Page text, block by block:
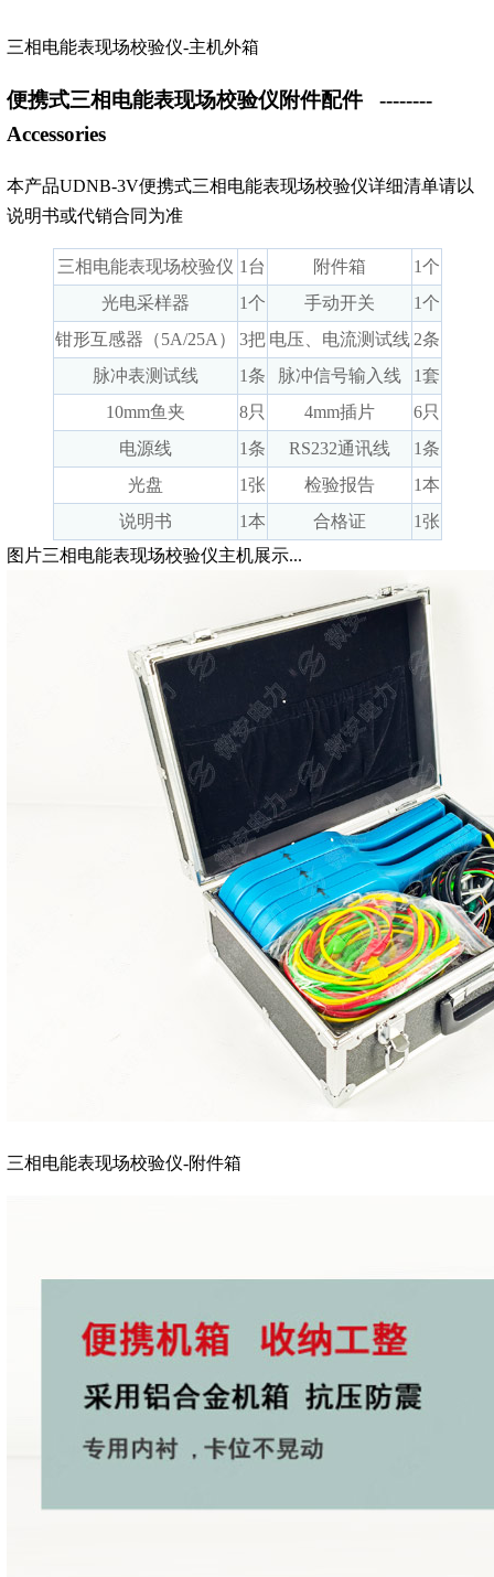
三相电能表现场校验仪-主机外箱
便携式三相电能表现场校验仪附件配件 --------
Accessories
本产品UDNB-3V便携式三相电能表现场校验仪详细清单请以
说明书或代销合同为准
三相电能表现场校验仪 1台 附件箱
1个
光电采样器
1个 手动开关
1个
钳形互感器（5A/25A）
3把 电压、电流测试线 2条
脉冲表测试线
1条 脉冲信号输入线
1套
10mm鱼夹
8只 4mm插片
6只
电源线
1条 RS232通讯线
1条
光盘
1张 检验报告
1本
说明书
1本 合格证
1张
图片三相电能表现场校验仪主机展示...
三相电能表现场校验仪-附件箱